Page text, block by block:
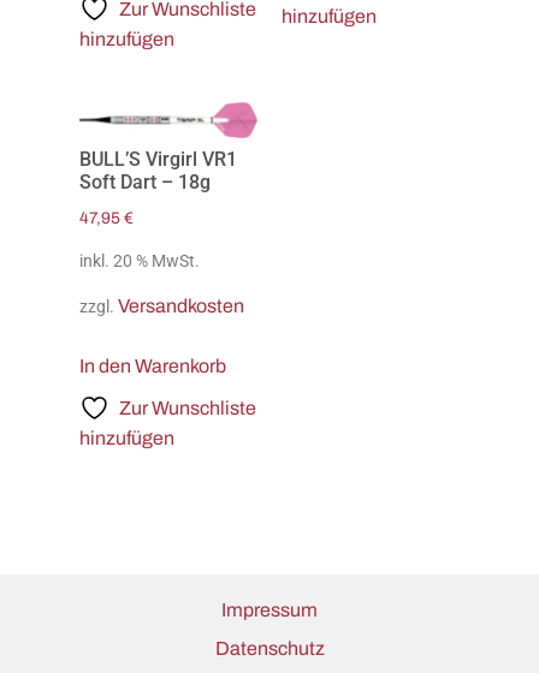
Zur Wunschliste
hinzufügen
hinzufügen
BULL’S Virgirl VR1
Soft Dart – 18g
47,95 €
inkl. 20 % MwSt.
zzgl. Versandkosten
In den Warenkorb
Zur Wunschliste
hinzufügen
Impressum
Datenschutz